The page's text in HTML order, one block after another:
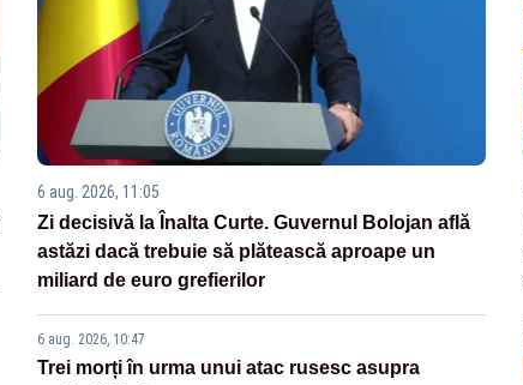
6 aug. 2026, 11:05
Zi decisivă la Înalta Curte. Guvernul Bolojan află
astăzi dacă trebuie să plătească aproape un
miliard de euro grefierilor
6 aug. 2026, 10:47
Trei morți în urma unui atac rusesc asupra